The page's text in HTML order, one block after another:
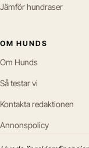
Jämför hundraser
OM HUNDS
Om Hunds
Så testar vi
Kontakta redaktionen
Annonspolicy